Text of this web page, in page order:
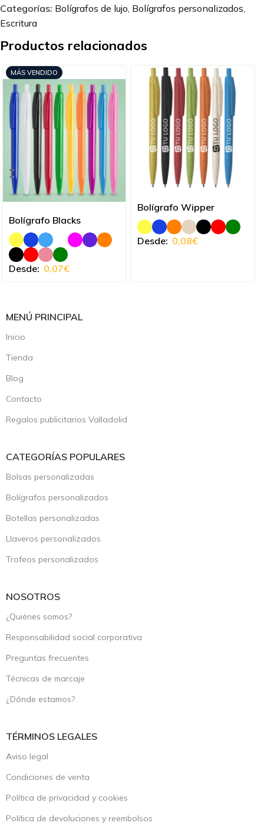
Categorías: Bolígrafos de lujo, Bolígrafos personalizados,
Escritura
Productos relacionados
MÁS VENDIDO
Bolígrafo Blacks
Desde: 0,07€
Bolígrafo Wipper
Desde: 0,08€
MENÚ PRINCIPAL
Inicio
Tienda
Blog
Contacto
Regalos publicitarios Valladolid
CATEGORÍAS POPULARES
Bolsas personalizadas
Bolígrafos personalizados
Botellas personalizadas
Llaveros personalizados
Trofeos personalizados
NOSOTROS
¿Quiénes somos?
Responsabilidad social corporativa
Preguntas frecuentes
Técnicas de marcaje
¿Dónde estamos?
TÉRMINOS LEGALES
Aviso legal
Condiciones de venta
Política de privacidad y cookies
Política de devoluciones y reembolsos